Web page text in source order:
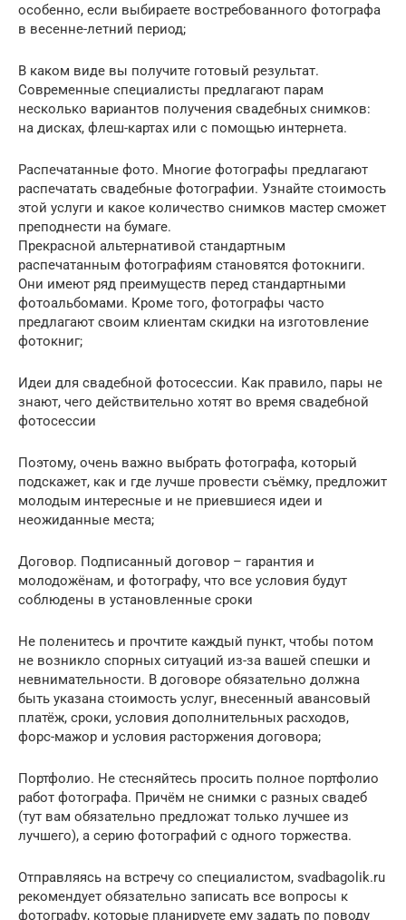
особенно, если выбираете востребованного фотографа
в весенне-летний период;
В каком виде вы получите готовый результат.
Современные специалисты предлагают парам
несколько вариантов получения свадебных снимков:
на дисках, флеш-картах или с помощью интернета.
Распечатанные фото. Многие фотографы предлагают
распечатать свадебные фотографии. Узнайте стоимость
этой услуги и какое количество снимков мастер сможет
преподнести на бумаге.
Прекрасной альтернативой стандартным
распечатанным фотографиям становятся фотокниги.
Они имеют ряд преимуществ перед стандартными
фотоальбомами. Кроме того, фотографы часто
предлагают своим клиентам скидки на изготовление
фотокниг;
Идеи для свадебной фотосессии. Как правило, пары не
знают, чего действительно хотят во время свадебной
фотосессии
Поэтому, очень важно выбрать фотографа, который
подскажет, как и где лучше провести съёмку, предложит
молодым интересные и не приевшиеся идеи и
неожиданные места;
Договор. Подписанный договор – гарантия и
молодожёнам, и фотографу, что все условия будут
соблюдены в установленные сроки
Не поленитесь и прочтите каждый пункт, чтобы потом
не возникло спорных ситуаций из-за вашей спешки и
невнимательности. В договоре обязательно должна
быть указана стоимость услуг, внесенный авансовый
платёж, сроки, условия дополнительных расходов,
форс-мажор и условия расторжения договора;
Портфолио. Не стесняйтесь просить полное портфолио
работ фотографа. Причём не снимки с разных свадеб
(тут вам обязательно предложат только лучшее из
лучшего), а серию фотографий с одного торжества.
Отправляясь на встречу со специалистом, svadbagolik.ru
рекомендует обязательно записать все вопросы к
фотографу, которые планируете ему задать по поводу